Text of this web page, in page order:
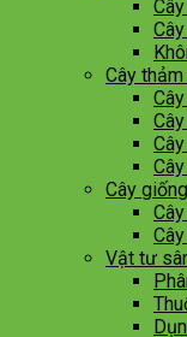
Cây
Cây
Vật tư